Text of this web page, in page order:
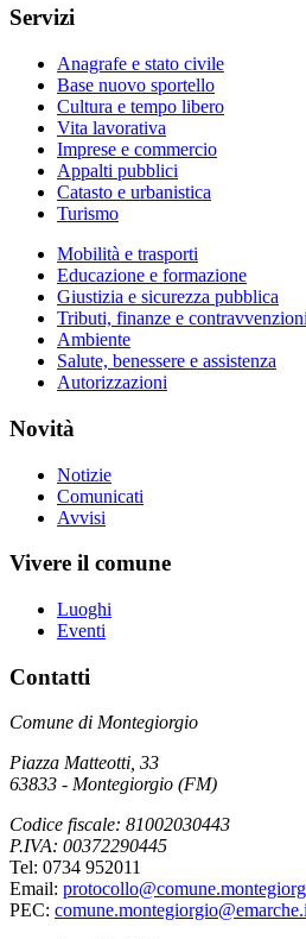
Servizi
Anagrafe e stato civile
Base nuovo sportello
Cultura e tempo libero
Vita lavorativa
Imprese e commercio
Appalti pubblici
Catasto e urbanistica
Turismo
Mobilità e trasporti
Educazione e formazione
Giustizia e sicurezza pubblica
Tributi, finanze e contravvenzioni
Ambiente
Salute, benessere e assistenza
Autorizzazioni
Novità
Notizie
Comunicati
Avvisi
Vivere il comune
Luoghi
Eventi
Contatti
Comune di Montegiorgio
Piazza Matteotti, 33
63833 - Montegiorgio (FM)
Codice fiscale: 81002030443
P.IVA: 00372290445
Tel: 0734 952011
Email:
PEC: